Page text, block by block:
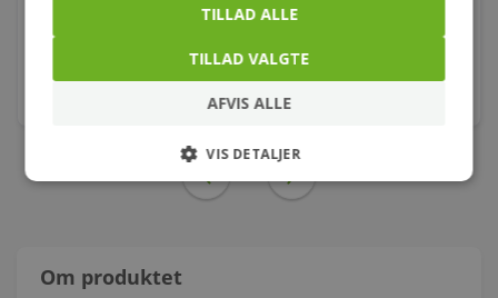
Varenr.: 617500916
415,00
Om produktet
TILLAD VALGTE
TILLAD ALLE
AFVIS ALLE
VIS DETALJER